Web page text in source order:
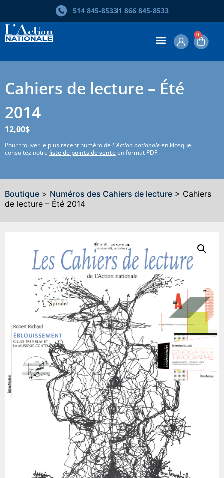
514 845‑85331 866 845‑8533
0
Cahiers de lecture – Été
2014
12,00$
Pour trouver le plus récent numéro de L’Action nationaleen kiosque,
consultez notre liste de points de venteen format PDF.
Boutique > Numéros des Cahiers de lecture > Cahiers
de lecture – Été 2014